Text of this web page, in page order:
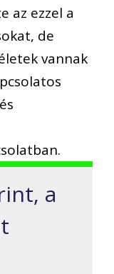
az ezzel a
de
vannak
a